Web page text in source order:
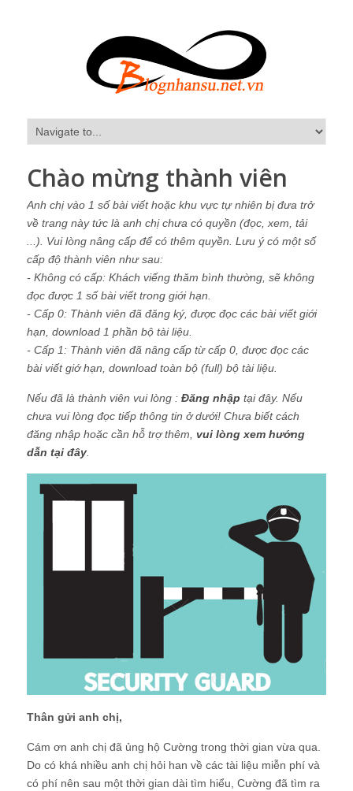
Chào mừng thành viên
Anh chị vào 1 số bài viết hoặc khu vực tự nhiên bị đưa trở
về trang này tức là anh chị chưa có quyền (đọc, xem, tải
...). Vui lòng nâng cấp để có thêm quyền. Lưu ý có một số
cấp độ thành viên như sau:
- Không có cấp: Khách viếng thăm bình thường, sẽ không
đọc được 1 số bài viết trong giới hạn.
- Cấp 0: Thành viên đã đăng ký, được đọc các bài viết giới
hạn, download 1 phần bộ tài liệu.
- Cấp 1: Thành viên đã nâng cấp từ cấp 0, được đọc các
bài viết giớ hạn, download toàn bộ (full) bộ tài liệu.
Nếu đã là thành viên vui lòng : Đăng nhập tại đây. Nếu
chưa vui lòng đọc tiếp thông tin ở dưới! Chưa biết cách
đăng nhập hoặc cần hỗ trợ thêm, vui lòng xem hướng
dẫn tại đây
Thân gửi anh chị,
Cám ơn anh chị đã ủng hộ Cường trong thời gian vừa qua.
Do có khá nhiều anh chị hỏi han về các tài liệu miễn phí và
có phí nên sau một thời gian dài tìm hiểu, Cường đã tìm ra